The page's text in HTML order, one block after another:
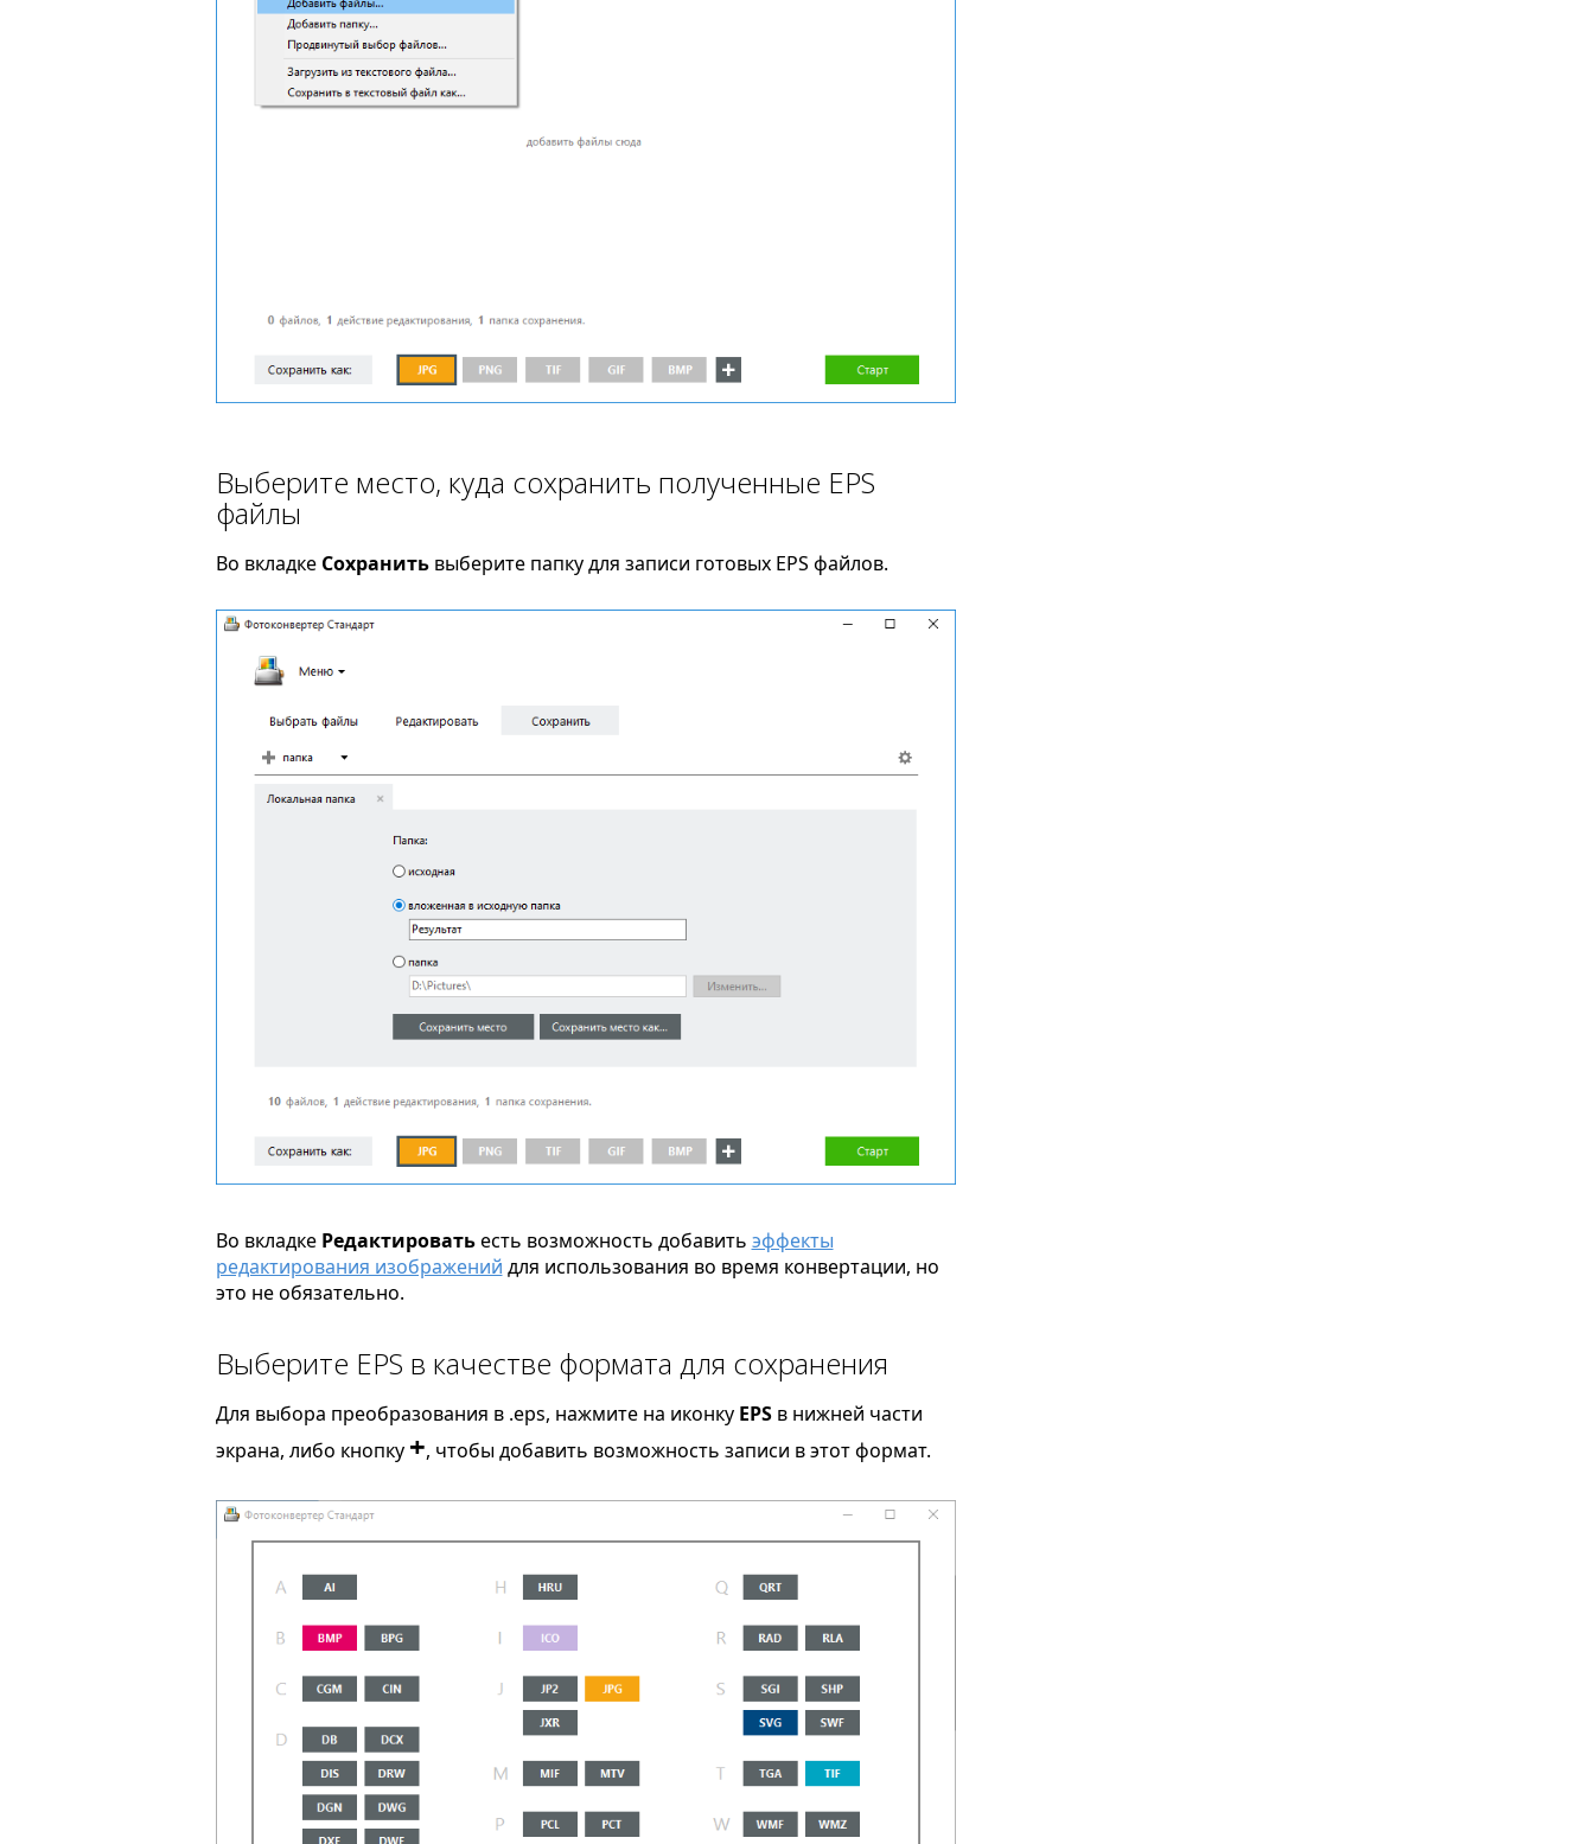
Выберите место, куда сохранить полученные EPS
файлы
Во вкладке Сохранитьвыберите папку для записи готовых EPS файлов.
Во вкладке Редактироватьесть возможность добавить эффекты
редактирования изображений для использования во время конвертации, но
это не обязательно.
Выберите EPS в качестве формата для сохранения
Для выбора преобразования в .eps, нажмите на иконку EPSв нижней части
экрана, либо кнопку +, чтобы добавить возможность записи в этот формат.